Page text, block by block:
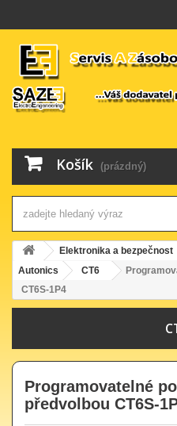
Košík (prázdný)
Elektronika a bezpečnost
Autonics
CT6
CT6S-1P4
Programovatelné
předvolbou CT6S-